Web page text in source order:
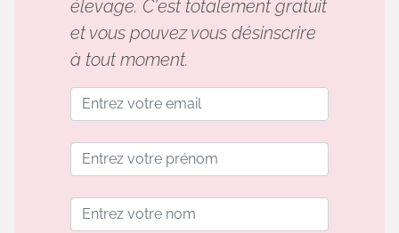
élevage. C'est totalement gratuit
et vous pouvez vous désinscrire
à tout moment.